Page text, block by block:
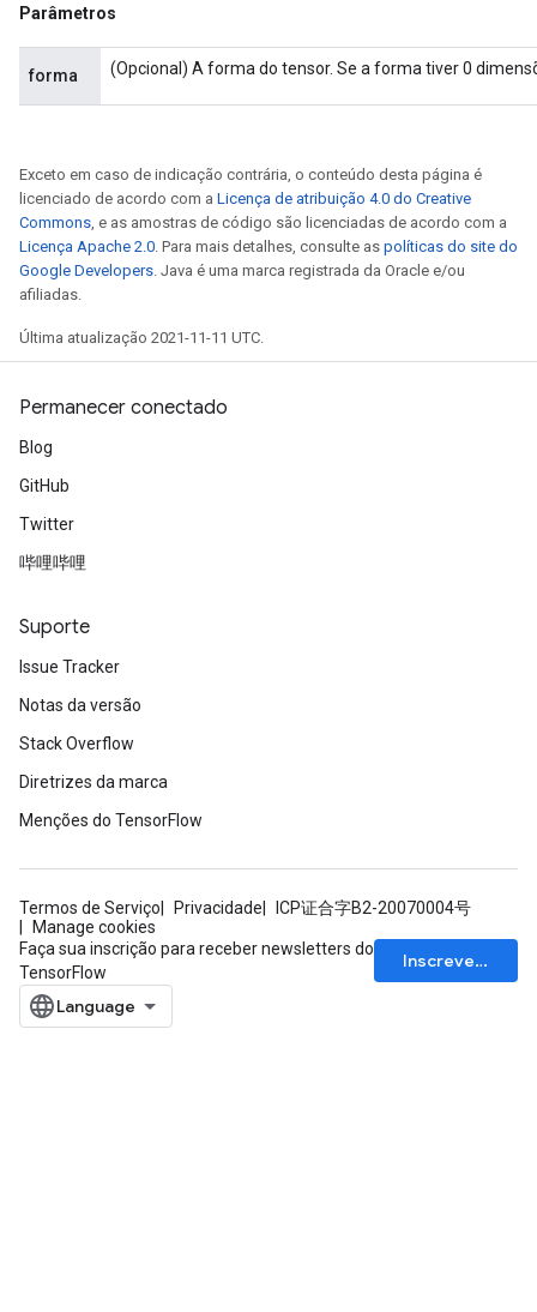
Parâmetros
forma (Opcional) A forma do tensor. Se a forma tiver 0
Exceto em caso de indicação contrária, o conteúdo desta página é
licenciado de acordo com a Licença de atribuição 4.0 do Creative
Commons , e as amostras de código são licenciadas de acordo com a
Licença Apache 2.0 . Para mais detalhes, consulte as políticas do site do
Google Developers . Java é uma marca registrada da Oracle e/ou
afiliadas.
Última atualização 2021-11-11 UTC.
Permanecer conectado
Blog
GitHub
Twitter
哔哩哔哩
Suporte
Issue Tracker
Notas da versão
Stack Overflow
Diretrizes da marca
Menções do TensorFlow
Termos de Serviço Privacidade
ICP证合字B2-20070004号
Manage cookies
Faça sua inscrição para receber newsletters do
TensorFlow
Inscrever-se